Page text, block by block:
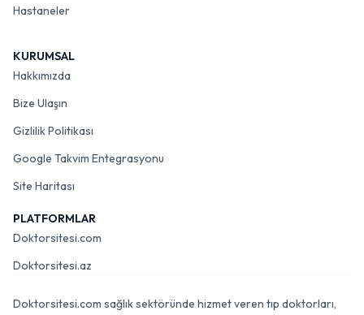
Hastaneler
KURUMSAL
Hakkımızda
Bize Ulaşın
Gizlilik Politikası
Google Takvim Entegrasyonu
Site Haritası
PLATFORMLAR
Doktorsitesi.com
Doktorsitesi.az
Doktorsitesi.com sağlık sektöründe hizmet veren tıp doktorları,